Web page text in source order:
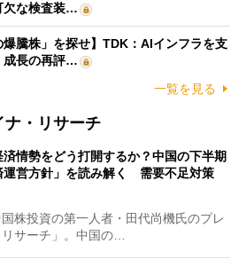
欠な検査装…
爆騰株」を探せ】TDK：AIインフラを支
長の再評…
一覧を見る
ナ・リサーチ
済情勢をどう打開するか？中国の下半期
運営方針」を読み解く 需要不足対策
株投資の第一人者・田代尚機氏のプレ
リサーチ」。中国の…